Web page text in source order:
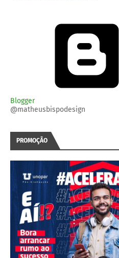
Blogger
@matheusbispodesign
PROMOÇÃO